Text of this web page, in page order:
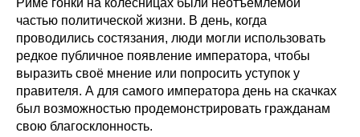
Риме гонки на колесницах были неотъемлемой
частью политической жизни. В день, когда
проводились состязания, люди могли использовать
редкое публичное появление императора, чтобы
выразить своё мнение или попросить уступок у
правителя. А для самого императора день на скачках
был возможностью продемонстрировать гражданам
свою благосклонность.